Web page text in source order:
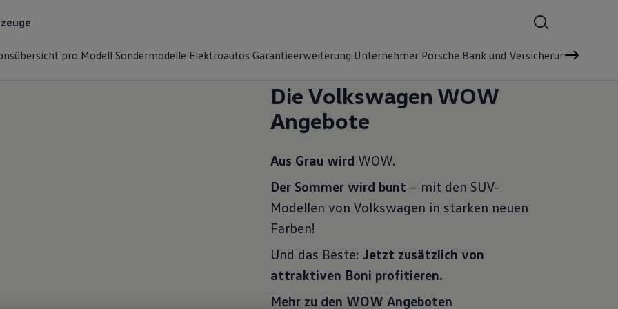
pro Modell Sondermodelle Elektroautos Garantieerweiterung Unternehmer Porsche Bank und Versicherung
Die Volkswagen WOW
Angebote
Aus Grau wird WOW.
Der Sommer wird bunt – mit den SUV-
Modellen von Volkswagen in starken neuen
Farben!
Und das Beste: Jetzt zusätzlich von
attraktiven Boni profitieren.
Mehr zu den WOW Angeboten